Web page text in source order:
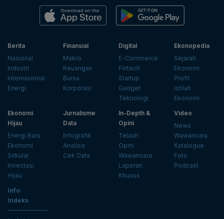
Berita
Nasional
Industri
Internasional
Energi
Finansial
Makro
Keuangan
Bursa
Korporasi
Digital
E-Commerce
Fintech
Startup
Gadget
Teknologi
Ekonopedia
Sejarah
Ekonomi
Profil
Istilah
Ekonomi
Ekonomi
Hijau
Energi Baru
Ekonomi
Sirkular
Investasi
Hijau
Jurnalisme
Data
Infografik
Analisis
Cek Data
In-Depth &
Opini
Telaah
Opini
Wawancara
Laporan
Khusus
Video
News
Wawancara
Katalogue
Foto
Podcast
Info
Indeks